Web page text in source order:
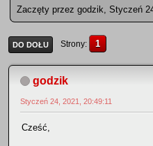
Zaczęty przez godzik, Styczeń
DO DOŁU Strony 1
godzik
Styczeń 24, 2021, 20:49:11
Cześć,